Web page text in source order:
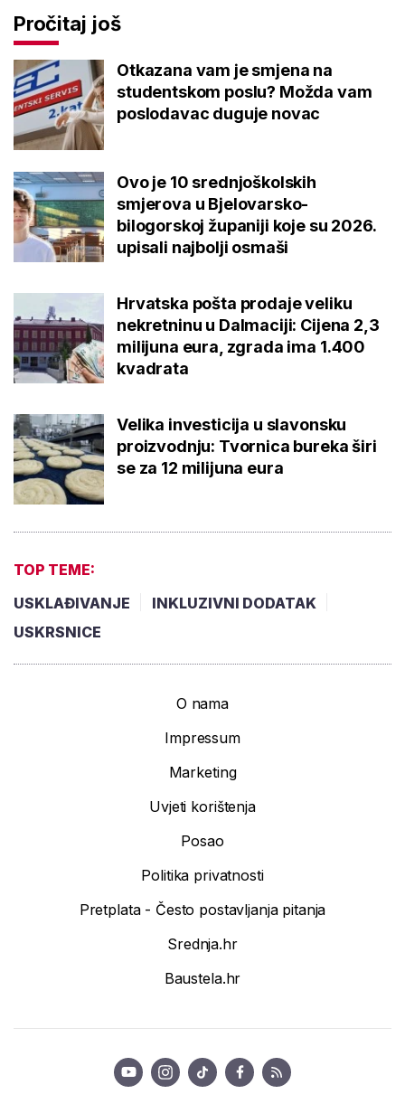
Pročitaj još
Otkazana vam je smjena na
studentskom poslu? Možda vam
poslodavac duguje novac
Ovo je 10 srednjoškolskih
smjerova u Bjelovarsko-
bilogorskoj županiji koje su 2026.
upisali najbolji osmaši
Hrvatska pošta prodaje veliku
nekretninu u Dalmaciji: Cijena 2,3
milijuna eura, zgrada ima 1.400
kvadrata
Velika investicija u slavonsku
proizvodnju: Tvornica bureka širi
se za 12 milijuna eura
TOP TEME:
USKLAĐIVANJE
INKLUZIVNI DODATAK
USKRSNICE
O nama
Impressum
Marketing
Uvjeti korištenja
Posao
Politika privatnosti
Pretplata - Često postavljanja pitanja
Srednja.hr
Baustela.hr